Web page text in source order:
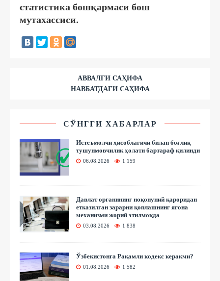
статистика бошқармаси бош
мутахассиси.
АВВАЛГИ САҲИФА
НАВБАТДАГИ САҲИФА
СЎНГГИ ХАБАРЛАР
Истеъмолчи ҳисоблагичи билан боғлиқ
тушунмовчилик ҳолати бартараф қилинди
06.08.2026 1 159
Давлат органининг ноқонуний қароридан
етказилган зарарни қоплашнинг ягона
механизми жорий этилмоқда
03.08.2026 1 838
Ўзбекистонга Рақамли кодекс керакми?
01.08.2026 1 582